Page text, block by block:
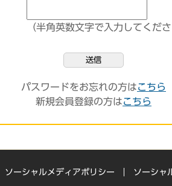
（半角英数文字で入力してくださ
送信
パスワードをお忘れの方はこちら
新規会員登録の方はこちら
ソーシャルメディアポリシー ソーシャ